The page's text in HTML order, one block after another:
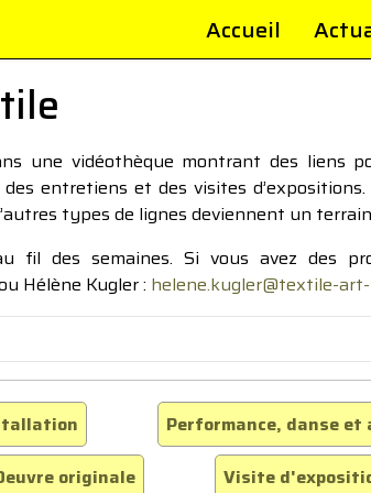
Accueil
une vidéothèque montrant des
entretiens et des visites
types de lignes deviennent un
fil des semaines. Si vous avez des
Hélène Kugler : helene.kugler@textile-
Performance, danse et
originale
Visite